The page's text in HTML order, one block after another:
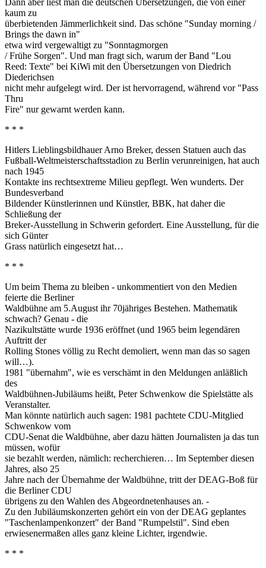
Dann aber liest man die deutschen Übersetzungen, die von einer
kaum zu
überbietenden Jämmerlichkeit sind. Das schöne "Sunday morning /
Brings the dawn in"
etwa wird vergewaltigt zu "Sonntagmorgen
/ Frühe Sorgen". Und man fragt sich, warum der Band "Lou
Reed: Texte" bei KiWi mit den Übersetzungen von Diedrich
Diederichsen
nicht mehr aufgelegt wird. Der ist hervorragend, während vor "Pass
Thru
Fire" nur gewarnt werden kann.
* * *
Hitlers Lieblingsbildhauer Arno Breker, dessen Statuen auch das
Fußball-Weltmeisterschaftsstadion zu Berlin verunreinigen, hat auch
nach 1945
Kontakte ins rechtsextreme Milieu gepflegt. Wen wunderts. Der
Bundesverband
Bildender Künstlerinnen und Künstler, BBK, hat daher die
Schließung der
Breker-Ausstellung in Schwerin gefordert. Eine Ausstellung, für die
sich Günter
Grass natürlich eingesetzt hat…
* * *
Um beim Thema zu bleiben - unkommentiert von den Medien
feierte die Berliner
Waldbühne am 5.August ihr 70jähriges Bestehen. Mathematik
schwach? Genau - die
Nazikultstätte wurde 1936 eröffnet (und 1965 beim legendären
Auftritt der
Rolling Stones völlig zu Recht demoliert, wenn man das so sagen
will…).
1981 "übernahm", wie es verschämt in den Meldungen anläßlich
des
Waldbühnen-Jubiläums heißt, Peter Schwenkow die Spielstätte als
Veranstalter.
Man könnte natürlich auch sagen: 1981 pachtete CDU-Mitglied
Schwenkow vom
CDU-Senat die Waldbühne, aber dazu hätten Journalisten ja das tun
müssen, wofür
sie bezahlt werden, nämlich: recherchieren… Im September diesen
Jahres, also 25
Jahre nach der Übernahme der Waldbühne, tritt der DEAG-Boß für
die Berliner CDU
übrigens zu den Wahlen des Abgeordnetenhauses an. -
Zu den Jubiläumskonzerten gehört ein von der DEAG geplantes
"Taschenlampenkonzert" der Band "Rumpelstil". Sind eben
erwiesenermaßen alles ganz kleine Lichter, irgendwie.
* * *